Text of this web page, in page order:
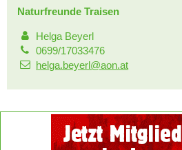
Naturfreunde Traisen
Helga Beyerl
0699/17033476
helga.beyerl@aon.at